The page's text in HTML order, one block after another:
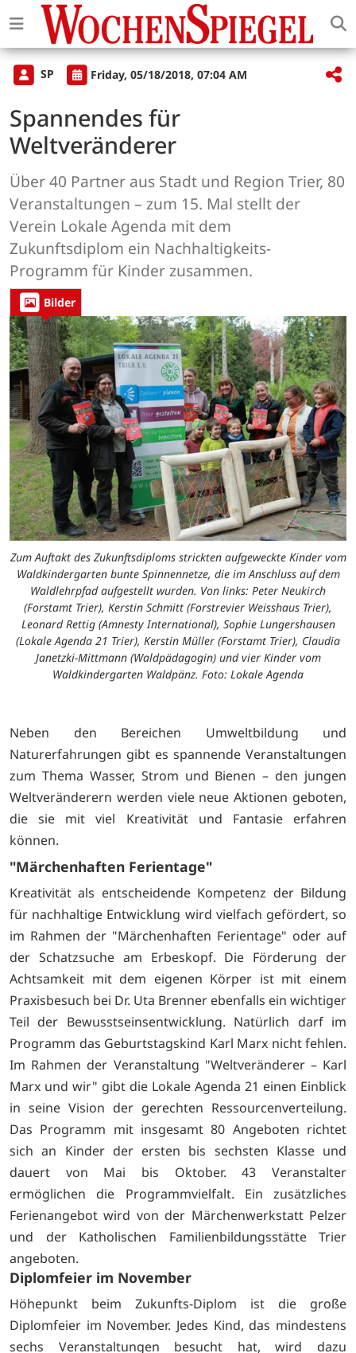
SP Friday, 05/18/2018, 07:04 AM
Spannendes für
Weltveränderer
Über 40 Partner aus Stadt und Region Trier, 80
Veranstaltungen – zum 15. Mal stellt der
Verein Lokale Agenda mit dem
Zukunftsdiplom ein Nachhaltigkeits-
Programm für Kinder zusammen.
Bilder
Zum Auftakt des Zukunftsdiploms strickten aufgeweckte Kinder vom
Waldkindergarten bunte Spinnennetze, die im Anschluss auf dem
Waldlehrpfad aufgestellt wurden. Von links: Peter Neukirch
(Forstamt Trier), Kerstin Schmitt (Forstrevier Weisshaus Trier),
Leonard Rettig (Amnesty International), Sophie Lungershausen
(Lokale Agenda 21 Trier), Kerstin Müller (Forstamt Trier), Claudia
Janetzki-Mittmann (Waldpädagogin) und vier Kinder vom
Waldkindergarten Waldpänz. Foto: Lokale Agenda
Neben den Bereichen Umweltbildung und
Naturerfahrungen gibt es spannende Veranstaltungen
zum Thema Wasser, Strom und Bienen – den jungen
Weltveränderern werden viele neue Aktionen geboten,
die sie mit viel Kreativität und Fantasie erfahren
können.
"Märchenhaften Ferientage"
Kreativität als entscheidende Kompetenz der Bildung
für nachhaltige Entwicklung wird vielfach gefördert, so
im Rahmen der "Märchenhaften Ferientage" oder auf
der Schatzsuche am Erbeskopf. Die Förderung der
Achtsamkeit mit dem eigenen Körper ist mit einem
Praxisbesuch bei Dr. Uta Brenner ebenfalls ein wichtiger
Teil der Bewusstseinsentwicklung. Natürlich darf im
Programm das Geburtstagskind Karl Marx nicht fehlen.
Im Rahmen der Veranstaltung "Weltveränderer – Karl
Marx und wir" gibt die Lokale Agenda 21 einen Einblick
in seine Vision der gerechten Ressourcenverteilung.
Das Programm mit insgesamt 80 Angeboten richtet
sich an Kinder der ersten bis sechsten Klasse und
dauert von Mai bis Oktober. 43 Veranstalter
ermöglichen die Programmvielfalt. Ein zusätzliches
Ferienangebot wird von der Märchenwerkstatt Pelzer
und der Katholischen Familienbildungsstätte Trier
angeboten.
Diplomfeier im November
Höhepunkt beim Zukunfts-Diplom ist die große
Diplomfeier im November. Jedes Kind, das mindestens
sechs Veranstaltungen besucht hat, wird dazu